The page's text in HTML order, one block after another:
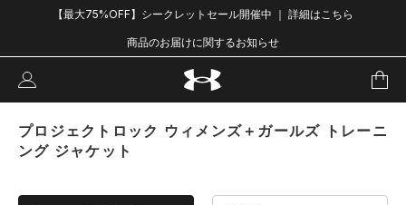
【最大75%OFF】シークレットセール開催中 ｜ 詳細はこちら
商品のお届けに関するお知らせ
プロジェクトロック ウィメンズ＋ガールズ トレーニ
ング ジャケット